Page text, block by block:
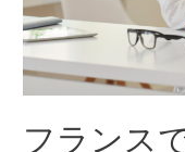
フランス